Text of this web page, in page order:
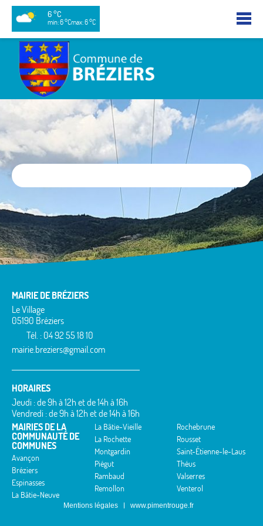
6 °C
min: 6 °Cmax: 6 °C
MAIRIE DE BRÉZIERS
Le Village
05190 Bréziers
Tél. : 04 92 55 18 10
mairie.breziers@gmail.com
HORAIRES
Jeudi : de 9h à 12h et de 14h à 16h
Vendredi : de 9h à 12h et de 14h à 16h
MAIRIES DE LA
COMMUNAUTÉ DE
COMMUNES
Avançon
Bréziers
Espinasses
La Bâtie-Neuve
La Bâtie-Vieille
La Rochette
Montgardin
Piégut
Rambaud
Remollon
Rochebrune
Rousset
Saint-Étienne-le-Laus
Théus
Valserres
Venterol
Mentions légales www.pimentrouge.fr